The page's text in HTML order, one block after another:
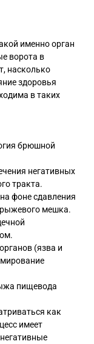
именно орган
ворота в
насколько
здоровья
в таких
брюшной
негативных
тракта.
фоне сдавления
мешка.
(язва и
пищевода
как
имеет